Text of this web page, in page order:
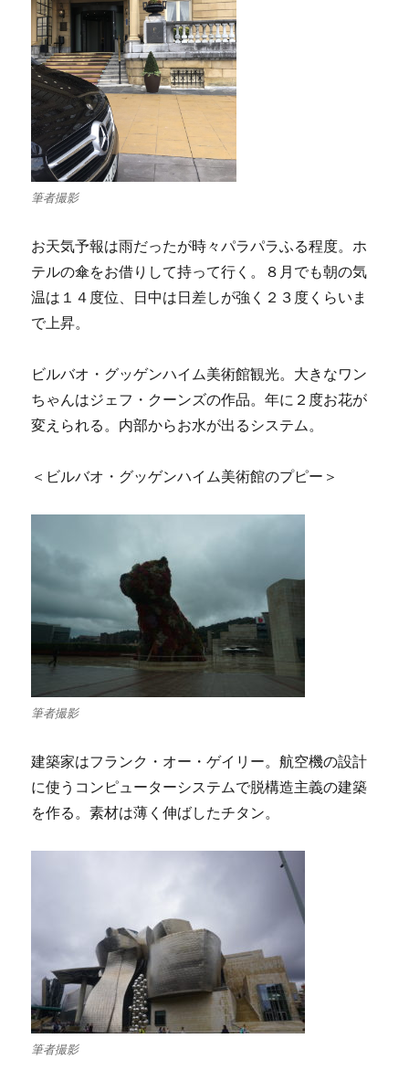
筆者撮影
お天気予報は雨だったが時々パラパラふる程度。ホ
テルの傘をお借りして持って行く。８月でも朝の気
温は１４度位、日中は日差しが強く２３度くらいま
で上昇。
ビルバオ・グッゲンハイム美術館観光。大きなワン
ちゃんはジェフ・クーンズの作品。年に２度お花が
変えられる。内部からお水が出るシステム。
＜ビルバオ・グッゲンハイム美術館のプピー＞
筆者撮影
建築家はフランク・オー・ゲイリー。航空機の設計
に使うコンピューターシステムで脱構造主義の建築
を作る。素材は薄く伸ばしたチタン。
筆者撮影